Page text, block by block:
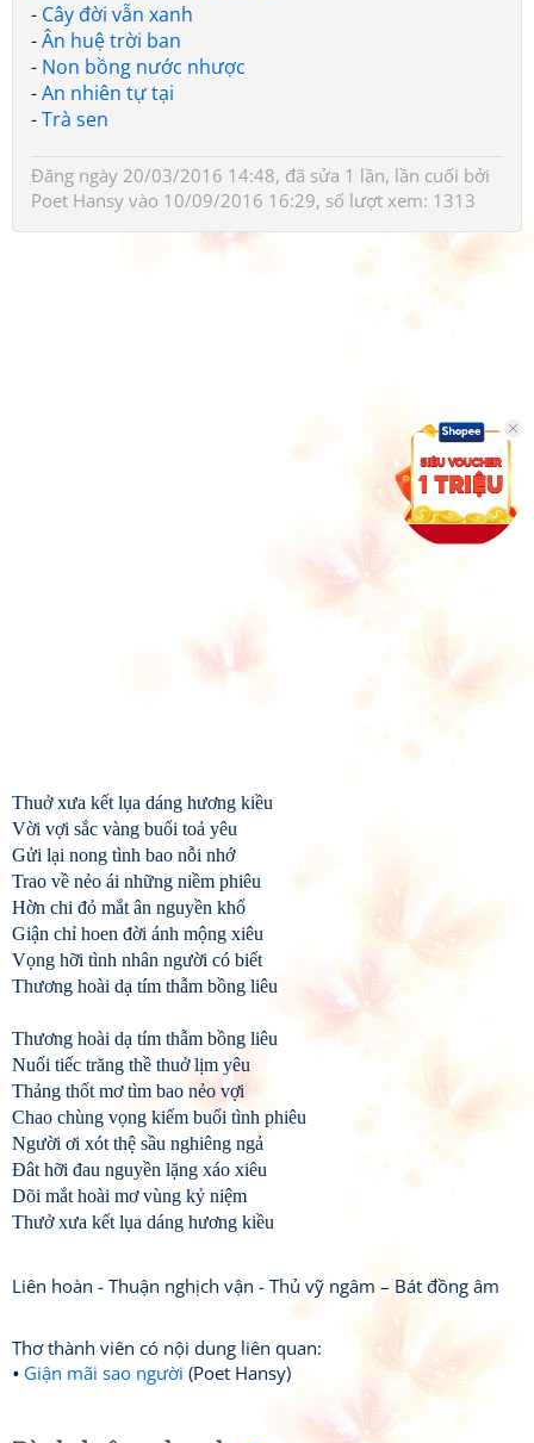
- Cây đời vẫn xanh
-Ân huệ trời ban
- Non bồng nước nhược
-An nhiên tự tại
-Trà sen
Đăng ngày 20/03/2016 14:48, đã sửa 1 lần, lần cuối bởi
Poet Hansy vào 10/09/2016 16:29, số lượt xem: 1313
Thuở xưa kết lụa dáng hương kiều
Vời vợi sắc vàng buổi toả yêu
Gửi lại nong tình bao nỗi nhớ
Trao về nẻo ái những niềm phiêu
Hờn chi đỏ mắt ân nguyền khổ
Giận chỉ hoen đời ánh mộng xiêu
Vọng hỡi tình nhân người có biết
Thương hoài dạ tím thẫm bồng liêu
Thương hoài dạ tím thẫm bồng liêu
Nuối tiếc trăng thề thuở lịm yêu
Thảng thốt mơ tìm bao nẻo vợi
Chao chùng vọng kiếm buổi tình phiêu
Người ơi xót thệ sầu nghiêng ngả
Đât hỡi đau nguyền lặng xáo xiêu
Dõi mắt hoài mơ vùng kỷ niệm
Thưở xưa kết lụa dáng hương kiều
Liên hoàn - Thuận nghịch vận - Thủ vỹ ngâm – Bát đồng âm
Thơ thành viên có nội dung liên quan:
Giận mãi sao người (Poet Hansy)